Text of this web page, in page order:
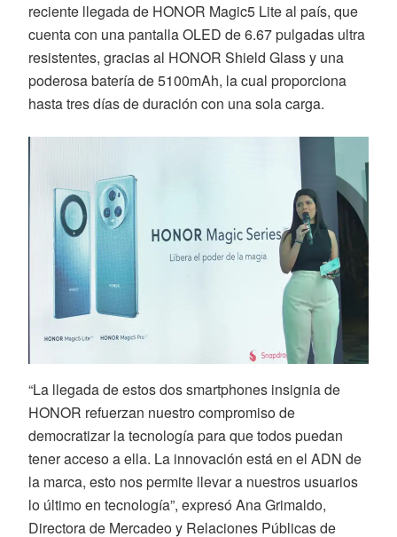
reciente llegada de HONOR Magic5 Lite al país, que
cuenta con una pantalla OLED de 6.67 pulgadas ultra
resistentes, gracias al HONOR Shield Glass y una
poderosa batería de 5100mAh, la cual proporciona
hasta tres días de duración con una sola carga.
“La llegada de estos dos smartphones insignia de
HONOR refuerzan nuestro compromiso de
democratizar la tecnología para que todos puedan
tener acceso a ella. La innovación está en el ADN de
la marca, esto nos permite llevar a nuestros usuarios
lo último en tecnología”, expresó Ana Grimaldo,
Directora de Mercadeo y Relaciones Públicas de